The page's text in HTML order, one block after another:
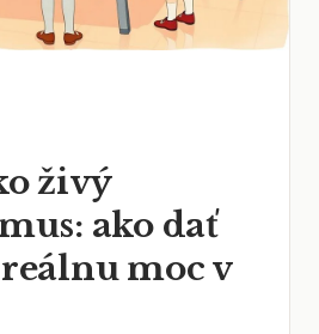
živý
ako dať
moc v